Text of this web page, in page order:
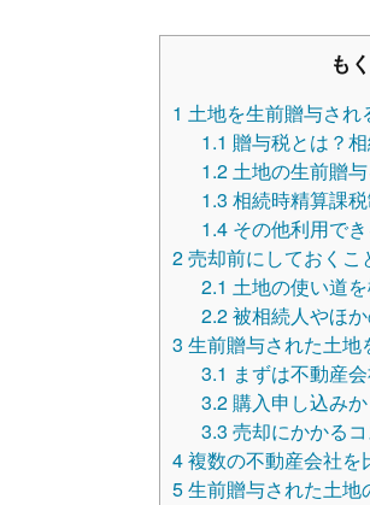
も
1 土地を生前贈与され
1.1 贈与税とは？
1.2土地の生前贈
1.3 相続時精算課
1.4 その他利用で
2売却前にしておくこ
2.1 土地の使い道
2.2被相続人やほ
3 生前贈与された土地
3.1 まずは不動産
3.2購入申し込み
3.3 売却にかかる
4複数の不動産会社を
5生前贈与された土地